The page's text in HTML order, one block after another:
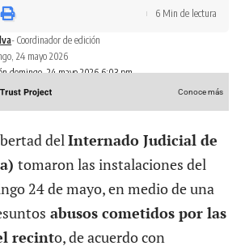
domingo, 24 mayo 2026 6:03 pm
- Coordinador de edición
24 mayo 2026
6 Min de lectura
Conoce más
del Internado Judicial de
tomaron las instalaciones del
24 de mayo, en medio de una
abusos cometidos por las
recinto, de acuerdo con